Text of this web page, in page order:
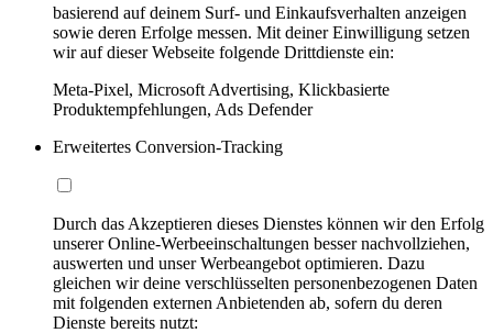
basierend auf deinem Surf- und Einkaufsverhalten anzeigen
sowie deren Erfolge messen. Mit deiner Einwilligung setzen
wir auf dieser Webseite folgende Drittdienste ein:
Meta-Pixel, Microsoft Advertising, Klickbasierte
Produktempfehlungen, Ads Defender
Erweitertes Conversion-Tracking
Durch das Akzeptieren dieses Dienstes können wir den Erfolg
unserer Online-Werbeeinschaltungen besser nachvollziehen,
auswerten und unser Werbeangebot optimieren. Dazu
gleichen wir deine verschlüsselten personenbezogenen Daten
mit folgenden externen Anbietenden ab, sofern du deren
Dienste bereits nutzt: